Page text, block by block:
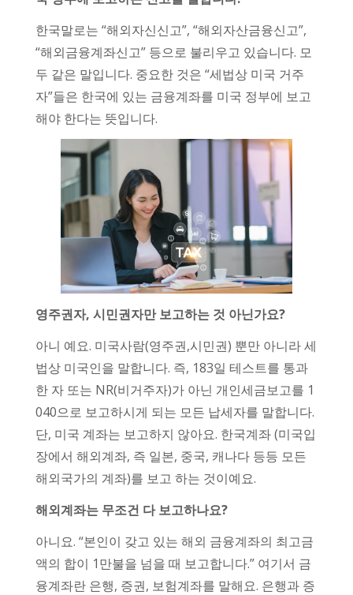
한국말로는 “해외자신신고”, “해외자산금융신고”,
“해외금융계좌신고” 등으로 불리우고 있습니다. 모
두 같은 말입니다. 중요한 것은 “세법상 미국 거주
자”들은 한국에 있는 금융계좌를 미국 정부에 보고
해야 한다는 뜻입니다.
영주권자, 시민권자만 보고하는 것 아닌가요?
아니 예요. 미국사람(영주권,시민권) 뿐만 아니라 세
법상 미국인을 말합니다. 즉, 183일 테스트를 통과
한 자 또는 NR(비거주자)가 아닌 개인세금보고를 1
040으로 보고하시게 되는 모든 납세자를 말합니다.
단, 미국 계좌는 보고하지 않아요. 한국계좌 (미국입
장에서 해외계좌, 즉 일본, 중국, 캐나다 등등 모든
해외국가의 계좌)를 보고 하는 것이예요.
해외계좌는 무조건 다 보고하나요?
아니요. “본인이 갖고 있는 해외 금융계좌의 최고금
액의 합이 1만불을 넘을 때 보고합니다.” 여기서 금
융계좌란 은행, 증권, 보험계좌를 말해요. 은행과 증